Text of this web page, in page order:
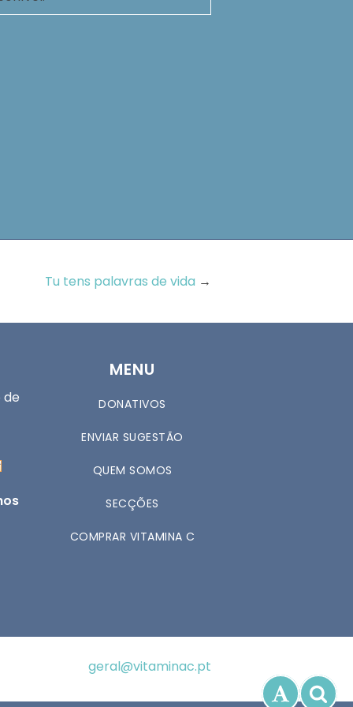
Tu tens palavras de vida →
de
MENU
DONATIVOS
ENVIAR SUGESTÃO
QUEM SOMOS
SECÇÕES
COMPRAR VITAMINA C
geral@vitaminac.pt